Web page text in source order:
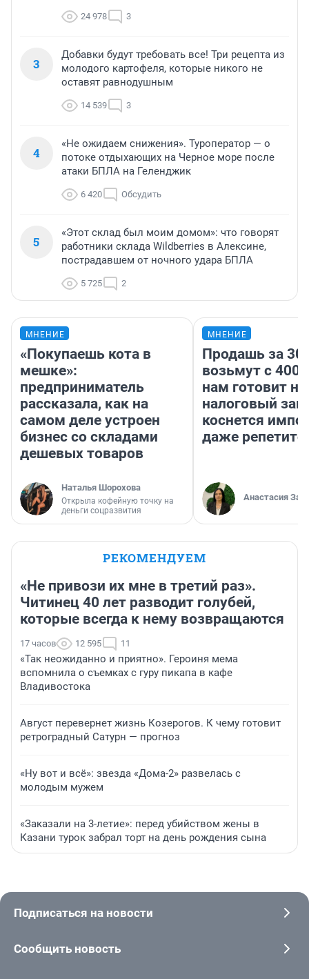
24 978 3
3
Добавки будут требовать все! Три рецепта из
молодого картофеля, которые никого не
оставят равнодушным
14 539 3
4
«Не ожидаем снижения». Туроператор — о
потоке отдыхающих на Черное море после
атаки БПЛА на Геленджик
6 420 Обсудить
5
«Этот склад был моим домом»: что говорят
работники склада Wildberries в Алексине,
пострадавшем от ночного удара БПЛА
5 725 2
МНЕНИЕ
«Покупаешь кота в
мешке»:
предприниматель
рассказала, как на
самом деле устроен
бизнес со складами
дешевых товаров
Наталья Шорохова
Открыла кофейную точку на
деньги соцразвития
МНЕНИЕ
Продашь за
возьмут с
нам готовит
налоговый
коснется
даже
Анастасия
РЕКОМЕНДУЕМ
«Не привози их мне в третий раз».
Читинец 40 лет разводит голубей,
которые всегда к нему возвращаются
17 часов 12 595 11
«Так неожиданно и приятно». Героиня мема
вспомнила о съемках с гуру пикапа в кафе
Владивостока
Август перевернет жизнь Козерогов. К чему готовит
ретроградный Сатурн — прогноз
«Ну вот и всё»: звезда «Дома-2» развелась с
молодым мужем
«Заказали на 3-летие»: перед убийством жены в
Казани турок забрал торт на день рождения сына
Подписаться на новости
Сообщить новость